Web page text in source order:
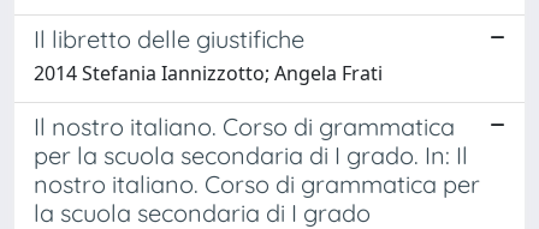
Il libretto delle giustifiche
2014 Stefania Iannizzotto; Angela Frati
Il nostro italiano. Corso di grammatica
per la scuola secondaria di I grado. In: Il
nostro italiano. Corso di grammatica per
la scuola secondaria di I grado